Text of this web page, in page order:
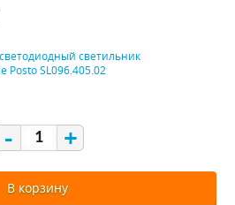
- +
В корзину